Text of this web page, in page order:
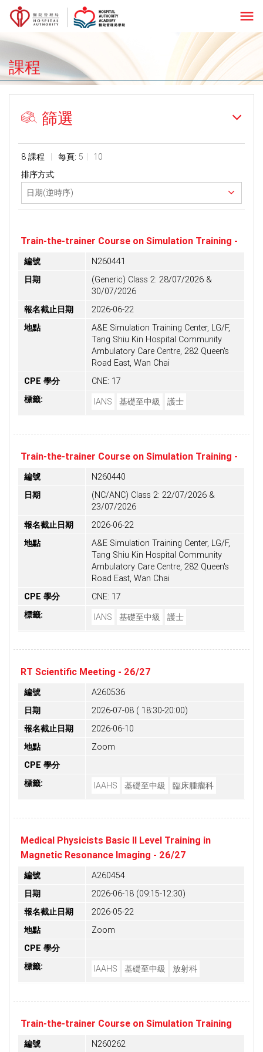
menu
課程
篩選
8 課程 每頁: 5
10
排序方式:
Train-the-trainer Course on Simulation Training -
編號
N260441
日期
(Generic) Class 2: 28/07/2026 &
30/07/2026
報名截止日期
2026-06-22
地點
A&E Simulation Training Center, LG/F,
Tang Shiu Kin Hospital Community
Ambulatory Care Centre, 282 Queen's
Road East, Wan Chai
CPE 學分
CNE: 17
標籤:
IANS 基礎至中級 護士
Train-the-trainer Course on Simulation Training -
編號
N260440
日期
(NC/ANC) Class 2: 22/07/2026 &
23/07/2026
報名截止日期
2026-06-22
地點
A&E Simulation Training Center, LG/F,
Tang Shiu Kin Hospital Community
Ambulatory Care Centre, 282 Queen's
Road East, Wan Chai
CPE 學分
CNE: 17
標籤:
IANS 基礎至中級 護士
RT Scientific Meeting - 26/27
編號
A260536
日期
2026-07-08 ( 18:30-20:00)
報名截止日期
2026-06-10
地點
Zoom
CPE 學分
標籤:
IAAHS 基礎至中級 臨床腫瘤科
Medical Physicists Basic II Level Training in
Magnetic Resonance Imaging - 26/27
編號
A260454
日期
2026-06-18 (09:15-12:30)
報名截止日期
2026-05-22
地點
Zoom
CPE 學分
標籤:
IAAHS 基礎至中級 放射科
Train-the-trainer Course on Simulation Training
編號 N260262